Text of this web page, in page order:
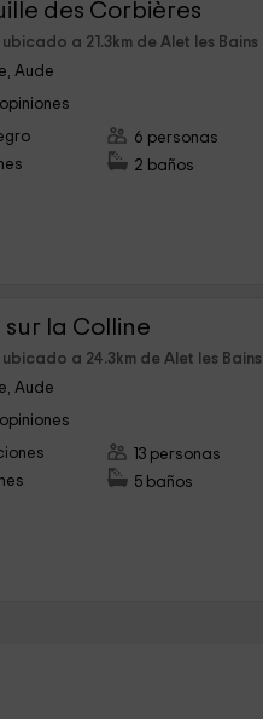
des Corbières
a 21.3km de Alet les Bains
Aude
6 personas
2 baños
sur la Colline
a 24.3km de Alet les Bains
Aude
13 personas
5 baños